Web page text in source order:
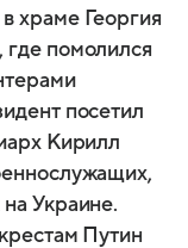
храме Георгия
помолился
посетил
Кирилл
Украине.
Путин